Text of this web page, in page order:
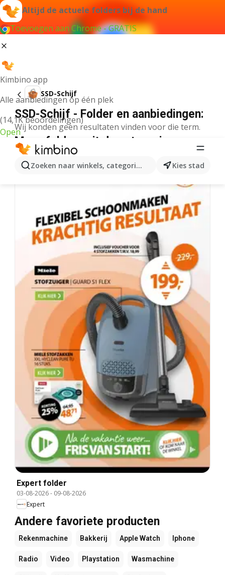
Altijd de actuele folders bij de hand
Toevoegen aan Chrome - GRATIS
Kimbino app
Alle aanbiedingen op één plek
(14,1K beoordelingen)
Open
Zoeken naar winkels, categorieën, producten...
Kies stad
SSD-Schijf
SSD-Schijf - Folder en aanbiedingen:
Wij konden geen resultaten vinden voor die term.
Meer folders uit de categorie
Expert folder
03-08-2026- 09-08-2026
Expert
Andere favoriete producten
Rekenmachine Bakkerij Apple Watch Iphone
Radio Video Playstation Wasmachine